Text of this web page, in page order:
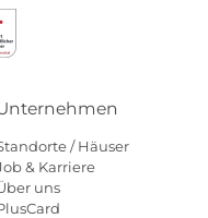
/ Häuser
& Karriere
uns